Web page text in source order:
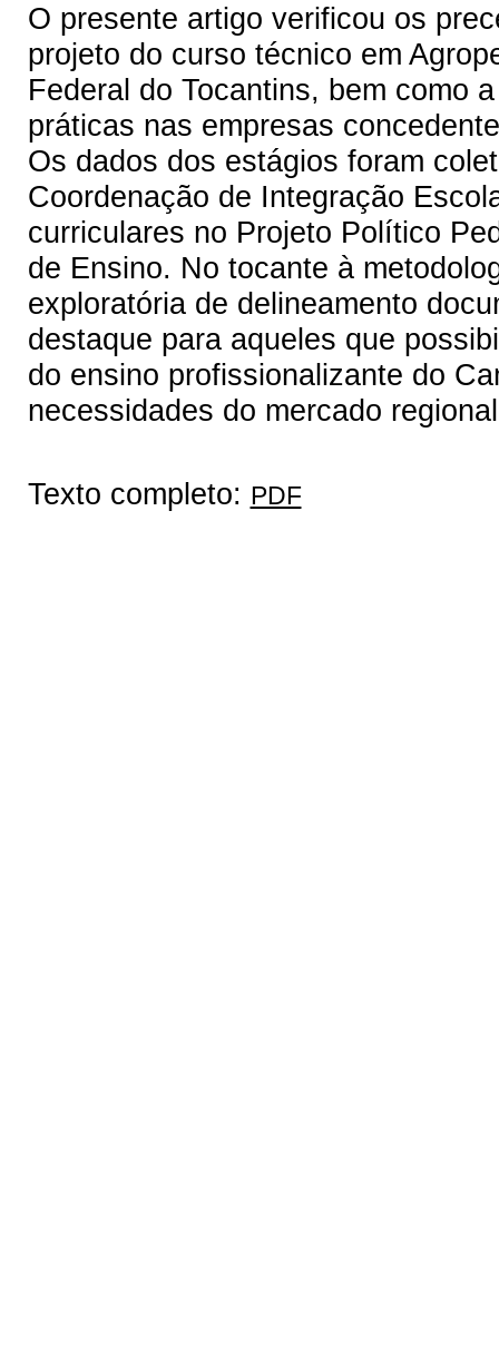
O presente artigo verificou os
projeto do curso técnico em
Federal do Tocantins, bem como
práticas nas empresas
Os dados dos estágios foram
Coordenação de Integração
curriculares no Projeto Político
de Ensino. No tocante à
exploratória de delineamento
destaque para aqueles que
do ensino profissionalizante do
necessidades do mercado
Texto completo: PDF